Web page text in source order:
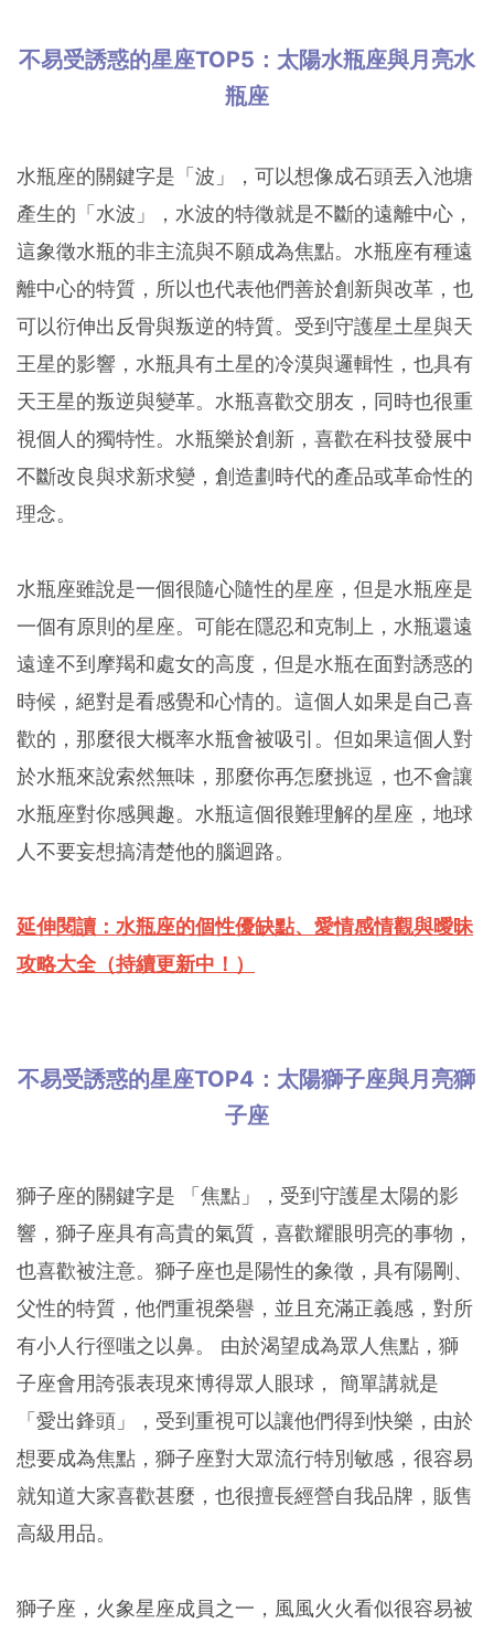
不易受誘惑的星座TOP5：太陽水瓶座與月亮水
瓶座
水瓶座的關鍵字是「波」，可以想像成石頭丟入池塘
產生的「水波」，水波的特徵就是不斷的遠離中心，
這象徵水瓶的非主流與不願成為焦點。水瓶座有種遠
離中心的特質，所以也代表他們善於創新與改革，也
可以衍伸出反骨與叛逆的特質。受到守護星土星與天
王星的影響，水瓶具有土星的冷漠與邏輯性，也具有
天王星的叛逆與變革。水瓶喜歡交朋友，同時也很重
視個人的獨特性。水瓶樂於創新，喜歡在科技發展中
不斷改良與求新求變，創造劃時代的產品或革命性的
理念。
水瓶座雖說是一個很隨心隨性的星座，但是水瓶座是
一個有原則的星座。可能在隱忍和克制上，水瓶還遠
遠達不到摩羯和處女的高度，但是水瓶在面對誘惑的
時候，絕對是看感覺和心情的。這個人如果是自己喜
歡的，那麼很大概率水瓶會被吸引。但如果這個人對
於水瓶來說索然無味，那麼你再怎麼挑逗，也不會讓
水瓶座對你感興趣。水瓶這個很難理解的星座，地球
人不要妄想搞清楚他的腦迴路。
延伸閱讀：水瓶座的個性優缺點、愛情感情觀與曖昧
攻略大全（持續更新中！）
不易受誘惑的星座TOP4：太陽獅子座與月亮獅
子座
獅子座的關鍵字是 「焦點」，受到守護星太陽的影
響，獅子座具有高貴的氣質，喜歡耀眼明亮的事物，
也喜歡被注意。獅子座也是陽性的象徵，具有陽剛、
父性的特質，他們重視榮譽，並且充滿正義感，對所
有小人行徑嗤之以鼻。 由於渴望成為眾人焦點，獅
子座會用誇張表現來博得眾人眼球， 簡單講就是
「愛出鋒頭」，受到重視可以讓他們得到快樂，由於
想要成為焦點，獅子座對大眾流行特別敏感，很容易
就知道大家喜歡甚麼，也很擅長經營自我品牌，販售
高級用品。
獅子座，火象星座成員之一，風風火火看似很容易被